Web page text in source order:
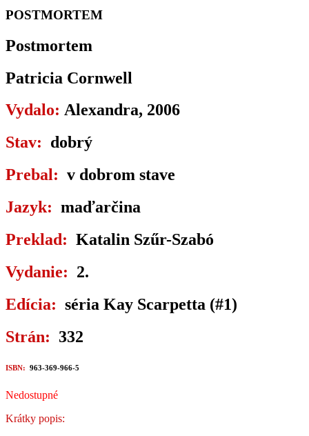
POSTMORTEM
Postmortem
Patricia Cornwell
Vydalo: Alexandra, 2006
Stav: dobrý
Prebal: v dobrom stave
Jazyk: maďarčina
Preklad: Katalin Szűr-Szabó
Vydanie: 2.
Edícia: séria Kay Scarpetta (#1)
Strán: 332
ISBN: 963-369-966-5
Nedostupné
Krátky popis: